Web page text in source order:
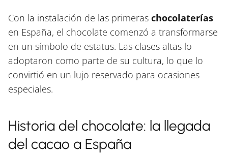
Con la instalación de las primeras chocolaterías
en España, el chocolate comenzó a transformarse
en un símbolo de estatus. Las clases altas lo
adoptaron como parte de su cultura, lo que lo
convirtió en un lujo reservado para ocasiones
especiales.
Historia del chocolate: la llegada
del cacao a España